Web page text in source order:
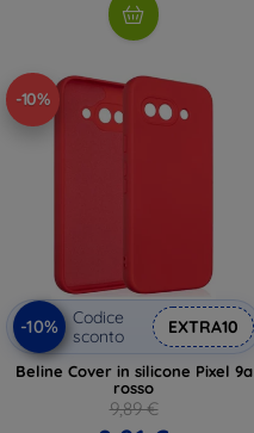
-10%
-10%
Codice
sconto
EXTRA10
Beline Cover in silicone Pixel 9a
rosso
9,89 €